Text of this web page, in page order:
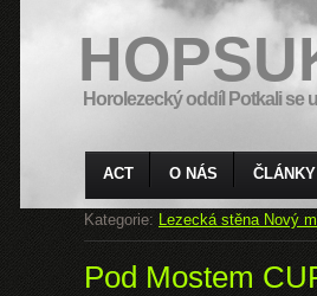
Horolezecký oddíl Potkali se
ACT O NÁS ČLÁNKY
Kategorie: Lezecká stěna Nový
Pod Mostem